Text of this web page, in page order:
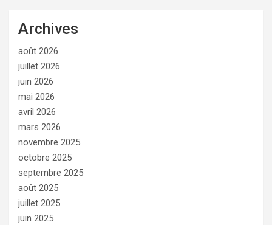
Archives
août 2026
juillet 2026
juin 2026
mai 2026
avril 2026
mars 2026
novembre 2025
octobre 2025
septembre 2025
août 2025
juillet 2025
juin 2025